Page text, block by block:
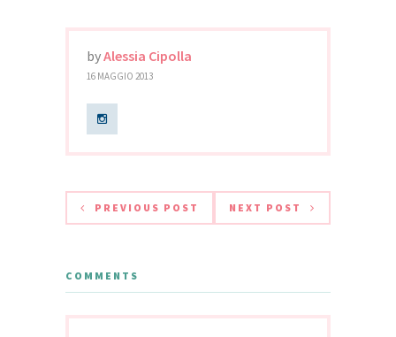
byAlessia Cipolla
16 MAGGIO 2013
PREVIOUS POST NEXT POST
COMMENTS